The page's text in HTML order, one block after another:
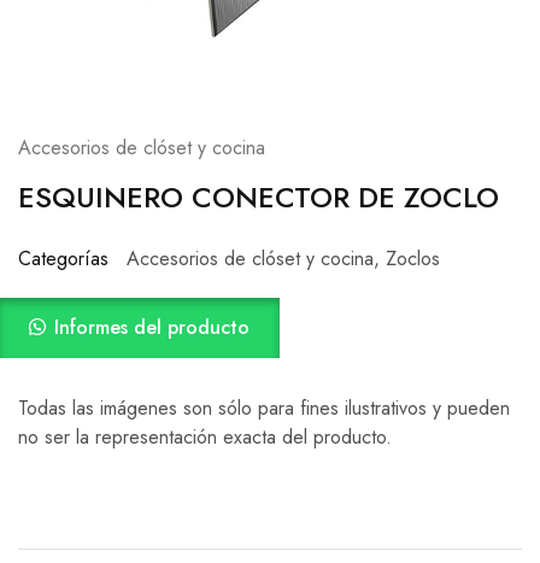
Accesorios de clóset y cocina
ESQUINERO CONECTOR DE ZOCLO
Categorías Accesorios de clóset y cocina, Zoclos
Informes del producto
Todas las imágenes son sólo para fines ilustrativos y pueden
no ser la representación exacta del producto.